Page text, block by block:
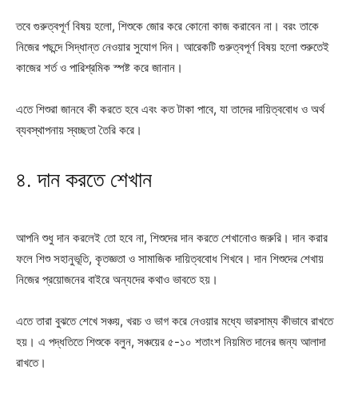
তবে গুরুত্বপূর্ণ বিষয় হলো, শিশুকে জোর করে কোনো কাজ করাবেন না। বরং তাকে
নিজের পছন্দে সিদ্ধান্ত নেওয়ার সুযোগ দিন। আরেকটি গুরুত্বপূর্ণ বিষয় হলো শুরুতেই
কাজের শর্ত ও পারিশ্রমিক স্পষ্ট করে জানান।
এতে শিশুরা জানবে কী করতে হবে এবং কত টাকা পাবে, যা তাদের দায়িত্ববোধ ও অর্থ
ব্যবস্থাপনায় স্বচ্ছতা তৈরি করে।
৪. দান করতে শেখান
আপনি শুধু দান করলেই তো হবে না, শিশুদের দান করতে শেখানোও জরুরি। দান করার
ফলে শিশু সহানুভূতি, কৃতজ্ঞতা ও সামাজিক দায়িত্ববোধ শিখবে। দান শিশুদের শেখায়
নিজের প্রয়োজনের বাইরে অন্যদের কথাও ভাবতে হয়।
এতে তারা বুঝতে শেখে সঞ্চয়, খরচ ও ভাগ করে নেওয়ার মধ্যে ভারসাম্য কীভাবে রাখতে
হয়। এ পদ্ধতিতে শিশুকে বলুন, সঞ্চয়ের ৫-১০ শতাংশ নিয়মিত দানের জন্য আলাদা
রাখতে।